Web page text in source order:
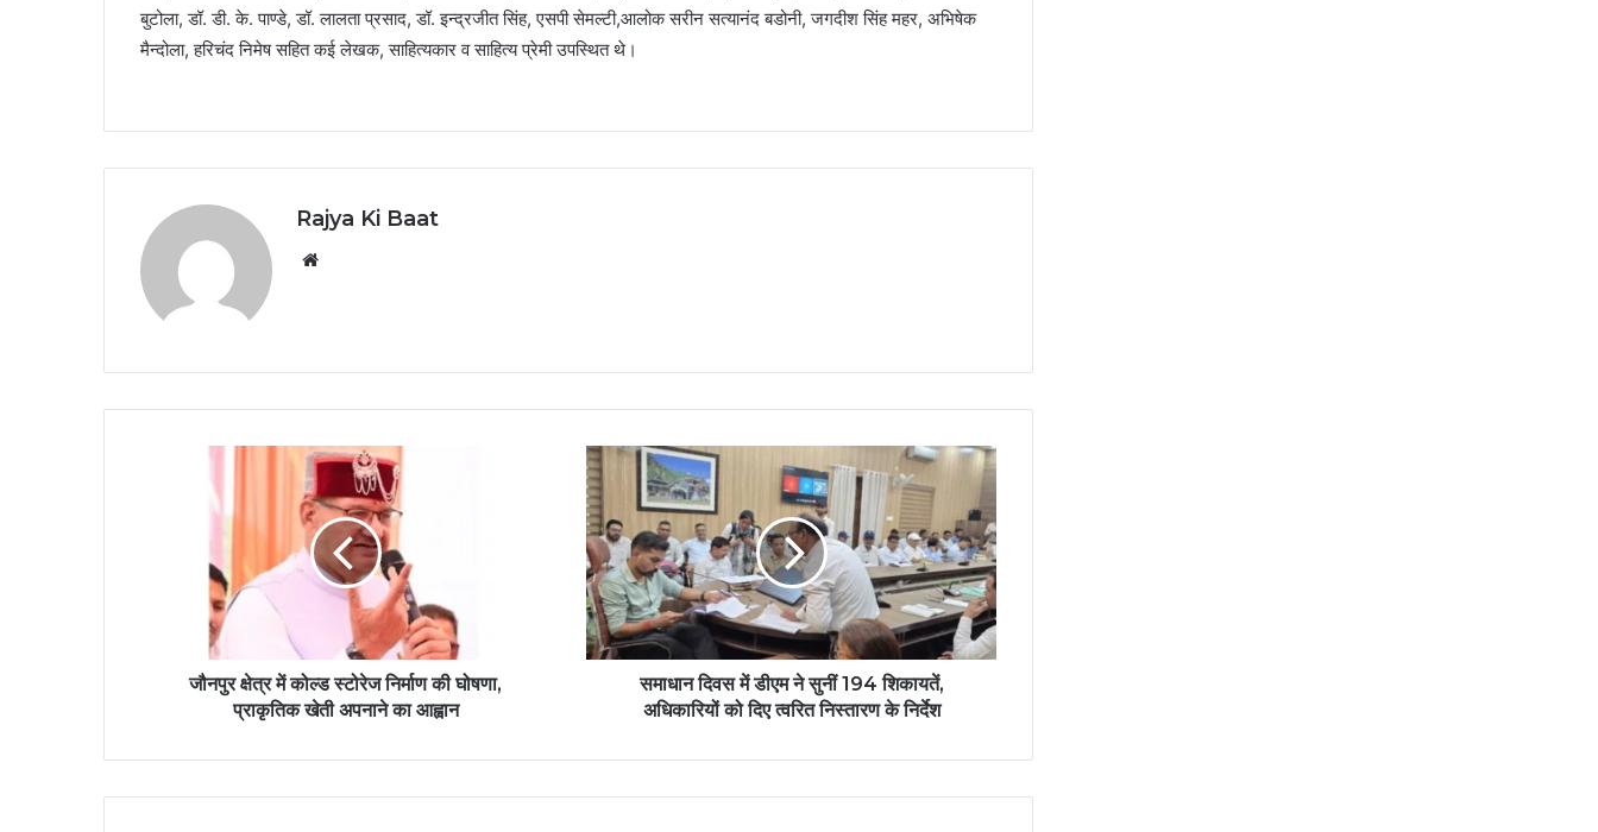
बुटोला, डॉ. डी. के. पाण्डे, डॉ. लालता प्रसाद, डॉ. इन्द्रजीत सिंह, एसपी सेमल्टी,आलोक सरीन सत्यानंद बडोनी, जगदीश सिंह महर, अभिषेक
मैन्दोला, हरिचंद निमेष सहित कई लेखक, साहित्यकार व साहित्य प्रेमी उपस्थित थे।
Rajya Ki Baat
जौनपुर क्षेत्र में कोल्ड स्टोरेज निर्माण की घोषणा,
प्राकृतिक खेती अपनाने का आह्वान
समाधान दिवस में डीएम ने सुनीं 194 शिकायतें,
अधिकारियों को दिए त्वरित निस्तारण के निर्देश